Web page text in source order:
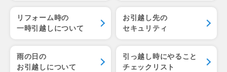
リフォーム時の
一時引越しについて
お引越し先の
セキュリティ
雨の日の
お引越しについて
引っ越し時にやること
チェックリスト